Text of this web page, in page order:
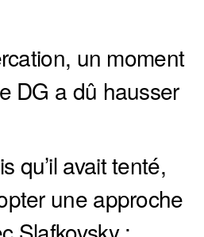
un moment
DG a dû hausser
qu’il avait tenté,
une approche